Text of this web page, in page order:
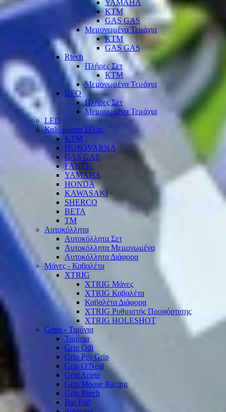
YAMAHA
KTM
GAS GAS
Μεμονωμένα Τεμάχια
KTM
GAS GAS
Rtech
Πλήρες Σετ
KTM
Μεμονωμένα Τεμάχια
UFO
Πλήρες Σετ
Μεμονωμένα Τεμάχια
LED
Καλύμματα Σέλας
KTM
HUSQVARNA
GAS GAS
FANTIC
YAMAHA
HONDA
KAWASAKI
SHERCO
BETA
TM
Αυτοκόλλητα
Αυτοκόλλητα Σετ
Αυτοκόλλητα Μεμονωμένα
Αυτοκόλλητα Διάφορα
Μάνες - Καβαλέτα
XTRIG
XTRIG Μάνες
XTRIG Καβαλέτα
Καβαλέτα Διάφορα
XTRIG Ρυθμιστής Προφόρτισης
XTRIG HOLESHOT
Grips - Τιμόνια
Τιμόνια
Grip Odi
Grip Pro Grip
Grip O'Neal
Grip Ariete
Grip Moose Racing
Grip Rtech
Bar Pad